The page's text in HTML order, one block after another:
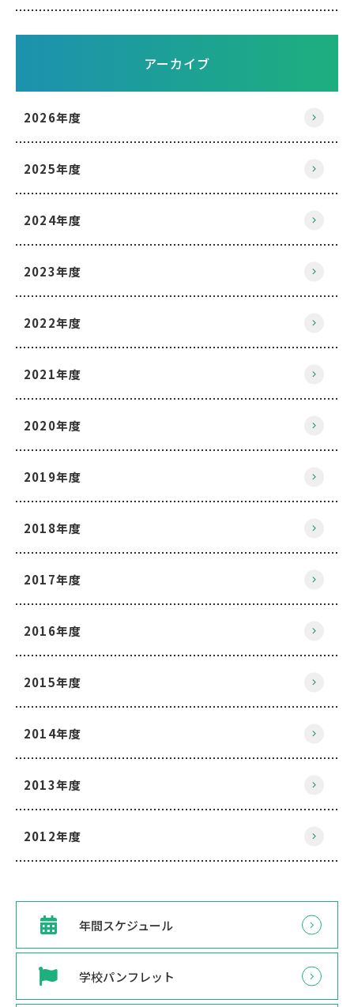
アーカイブ
2026年度
2025年度
2024年度
2023年度
2022年度
2021年度
2020年度
2019年度
2018年度
2017年度
2016年度
2015年度
2014年度
2013年度
2012年度
年間スケジュール
学校パンフレット